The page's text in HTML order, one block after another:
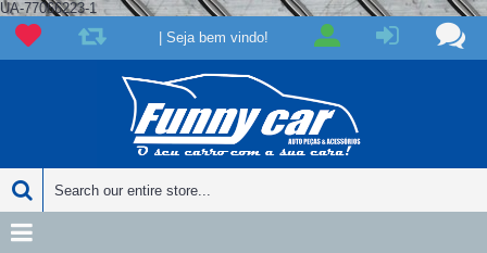
UA-77066223-1
| Seja bem vindo!